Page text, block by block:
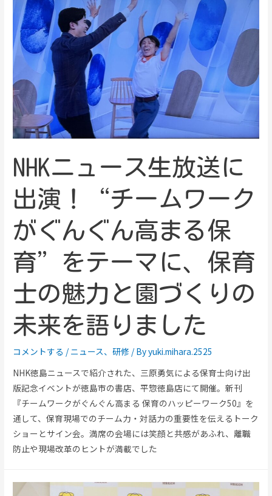
NHKニュース生放送に
出演！“チームワーク
がぐんぐん高まる保
育”をテーマに、保育
士の魅力と園づくりの
未来を語りました
コメントする / ニュース、研修 / Byyuki.mihara.2525
NHK徳島ニュースで紹介された、三原勇気による保育士向け出
版記念イベントが徳島市の書店、平惣徳島店にて開催。新刊
『チームワークがぐんぐん高まる 保育のハッピーワーク50』を
通して、保育現場でのチーム力・対話力の重要性を伝えるトーク
ショーとサイン会。満席の会場には笑顔と共感があふれ、離職
防止や現場改革のヒントが満載でした